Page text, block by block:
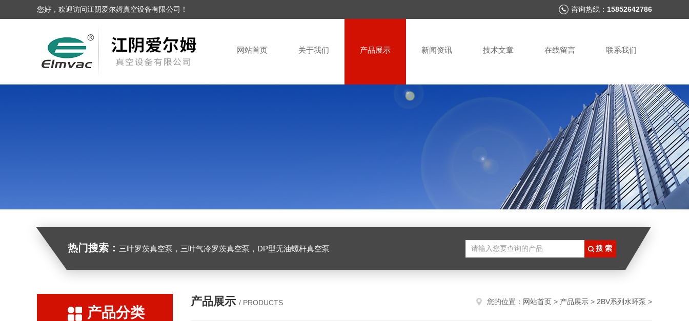
您好，欢迎访问江阴爱尔姆真空设备有限公司！ 咨询热线： 15852642786
网站首页 关于我们 产品展示 新闻资讯 技术文章 在线留言 联系我们
热门搜索： 三叶罗茨真空泵，三叶气冷罗茨真空泵，DP型无油螺杆真空泵
产品分类
产品展示 / PRODUCTS 您的位置： 网站首页 > 产品展示 > 2BV系列水环泵 >